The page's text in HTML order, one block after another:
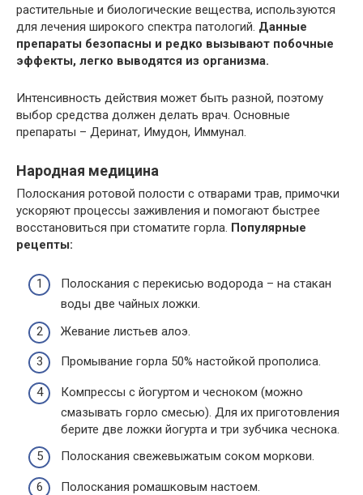
растительные и биологические вещества, используются
для лечения широкого спектра патологий. Данные
препараты безопасны и редко вызывают побочные
эффекты, легко выводятся из организма.
Интенсивность действия может быть разной, поэтому
выбор средства должен делать врач. Основные
препараты – Деринат, Имудон, Иммунал.
Народная медицина
Полоскания ротовой полости с отварами трав, примочки
ускоряют процессы заживления и помогают быстрее
восстановиться при стоматите горла. Популярные
рецепты:
Полоскания с перекисью водорода – на стакан
воды две чайных ложки.
Жевание листьев алоэ.
Промывание горла 50% настойкой прополиса.
Компрессы с йогуртом и чесноком (можно
смазывать горло смесью). Для их приготовления
берите две ложки йогурта и три зубчика чеснока.
Полоскания свежевыжатым соком моркови.
Полоскания ромашковым настоем.